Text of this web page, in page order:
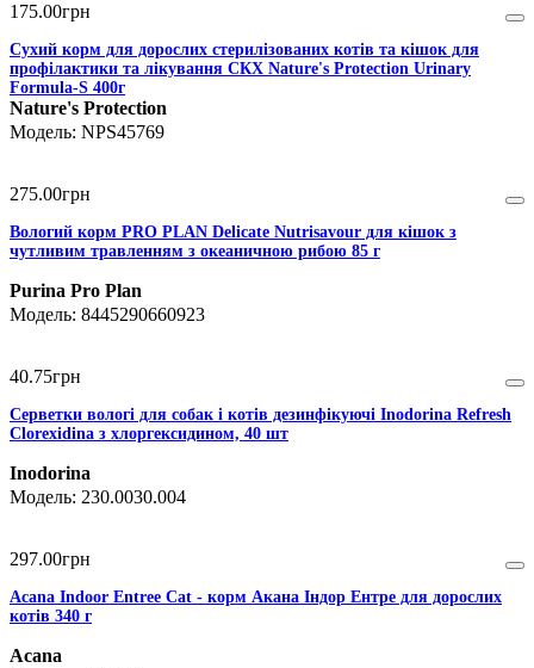
175.00грн
Сухий корм для дорослих стерилізованих котів та кішок для
профілактики та лікування СКХ Nature's Protection Urinary
Formula-S 400г
Nature's Protection
NPS45769
275.00грн
Вологий корм PRO PLAN Delicate Nutrisavour для кішок з
чутливим травленням з океаничною рибою 85 г
Purina Pro Plan
8445290660923
40.75грн
Серветки вологі для собак і котів дезинфікуючі Inodorina Refresh
Clorexidina з хлоргексидином, 40 шт
Inodorina
230.0030.004
297.00грн
Acana Indoor Entree Cat - корм Акана Індор Ентре для дорослих
котів 340 г
Acana